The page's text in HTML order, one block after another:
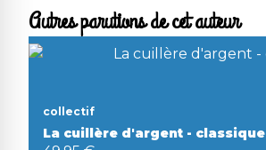
Autres parutions de cet auteur
collectif
La cuillère d'argent - classique